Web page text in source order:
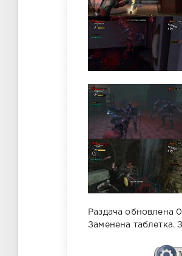
Раздача обновлена
Заменена таблетка.